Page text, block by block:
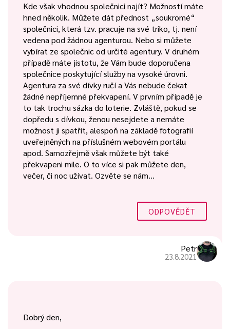
Kde však vhodnou společnici najít? Možností máte
hned několik. Můžete dát přednost „soukromé“
společnici, která tzv. pracuje na své triko, tj. není
vedena pod žádnou agenturou. Nebo si můžete
vybírat ze společnic od určité agentury. V druhém
případě máte jistotu, že Vám bude doporučena
společnice poskytující služby na vysoké úrovni.
Agentura za své dívky ručí a Vás nebude čekat
žádné nepříjemné překvapení. V prvním případě je
to tak trochu sázka do loterie. Zvláště, pokud se
dopředu s dívkou, ženou nesejdete a nemáte
možnost ji spatřit, alespoň na základě fotografií
uveřejněných na příslušném webovém portálu
apod. Samozřejmě však můžete být také
překvapeni mile. O to více si pak můžete den,
večer, či noc užívat. Ozvěte se nám…
ODPOVĚDĚT
Petr
23.8.2021
Dobrý den,